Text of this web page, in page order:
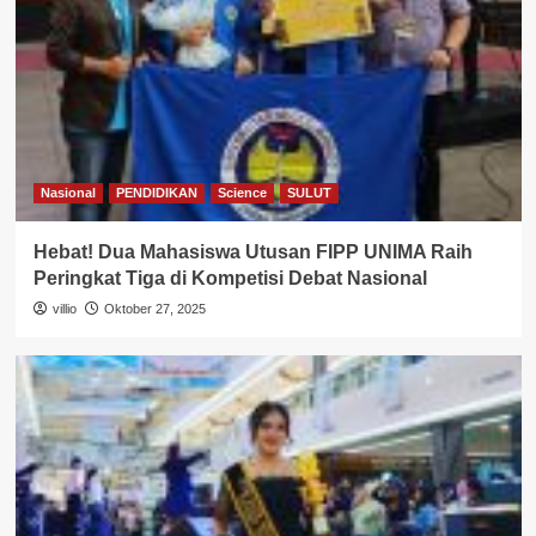
Nasional PENDIDIKAN Science SULUT
Hebat! Dua Mahasiswa Utusan FIPP UNIMA Raih
Peringkat Tiga di Kompetisi Debat Nasional
villio Oktober 27, 2025